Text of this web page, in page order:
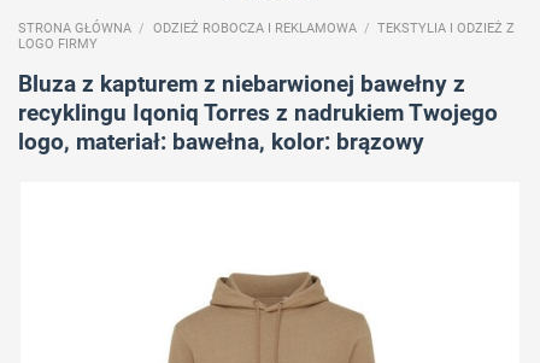
STRONA GŁÓWNA / ODZIEŻ ROBOCZA I REKLAMOWA / TEKSTYLIA I ODZIEŻ Z
LOGO FIRMY
Bluza z kapturem z niebarwionej bawełny z
recyklingu Iqoniq Torres z nadrukiem Twojego
logo, materiał: bawełna, kolor: brązowy